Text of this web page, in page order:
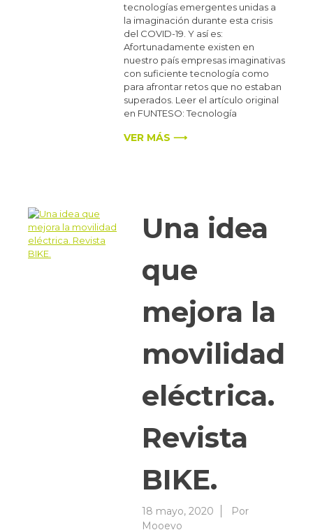
tecnologías emergentes unidas a
la imaginación durante esta crisis
del COVID-19. Y así es:
Afortunadamente existen en
nuestro país empresas imaginativas
con suficiente tecnología como
para afrontar retos que no estaban
superados. Leer el artículo original
en FUNTESO: Tecnología
VER MÁS ⟶
Una idea
que
mejora la
movilidad
eléctrica.
Revista
BIKE.
18 mayo, 2020
Por
Mooevo